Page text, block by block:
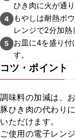
ひき肉に火が通
4
もやしは耐熱ボ
レンジで2分加熱
5
お皿に4を盛り
す。
コツ・ポイント
調味料の加減は、
豚ひき肉の代わり
いただけます。
ご使用の電子レン